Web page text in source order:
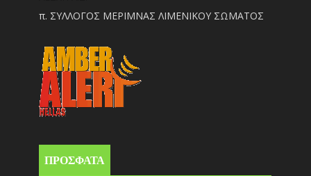
π. ΣΥΛΛΟΓΟΣ ΜΕΡΙΜΝΑΣ ΛΙΜΕΝΙΚΟΥ ΣΩΜΑΤΟΣ
ΠΡΟΣΦΑΤΑ